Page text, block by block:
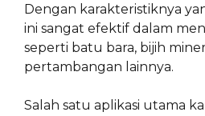
Dengan karakteristiknya
ini sangat efektif dalam
seperti batu bara, bijih
pertambangan lainnya.
Salah satu aplikasi utama